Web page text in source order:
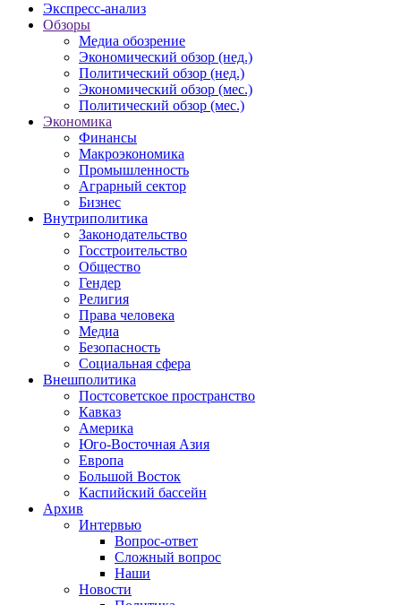
Экспресс-анализ
Обзоры
Медиа обозрение
Экономический обзор (нед.)
Политический обзор (нед.)
Экономический обзор (мес.)
Политический обзор (мес.)
Экономика
Финансы
Макроэкономика
Промышленность
Аграрный сектор
Бизнес
Внутриполитика
Законодательство
Госстроительство
Общество
Гендер
Религия
Права человека
Медиа
Безопасность
Социальная сфера
Внешполитика
Постсоветское пространство
Кавказ
Америка
Юго-Восточная Азия
Европа
Большой Восток
Каспийский бассейн
Архив
Интервью
Вопрос-ответ
Сложный вопрос
Наши
Новости